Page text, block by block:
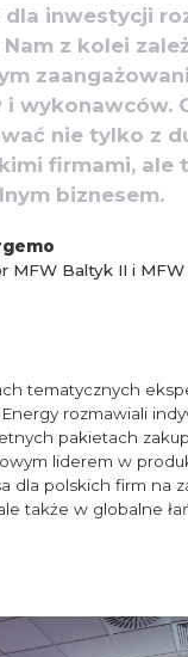
inwestycji
z kolei
wykonawców.
nie tylko z
firmami, ale
biznesem.
MFW Baltyk II i MFW
tematycznych
rozmawiali
pakietach
liderem w
dla polskich firm na
także w globalne